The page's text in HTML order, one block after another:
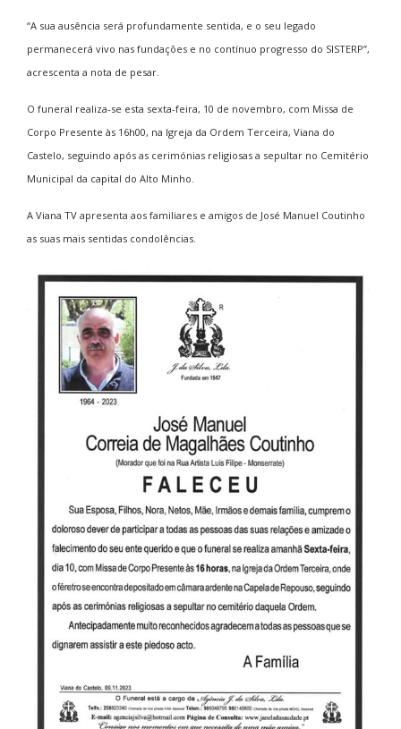
“A sua ausência será profundamente sentida, e o seu legado
permanecerá vivo nas fundações e no contínuo progresso do SISTERP”,
acrescenta a nota de pesar.
O funeral realiza-se esta sexta-feira, 10 de novembro, com Missa de
Corpo Presente às 16h00, na Igreja da Ordem Terceira, Viana do
Castelo, seguindo após as cerimónias religiosas a sepultar no Cemitério
Municipal da capital do Alto Minho.
A Viana TV apresenta aos familiares e amigos de José Manuel Coutinho
as suas mais sentidas condolências.